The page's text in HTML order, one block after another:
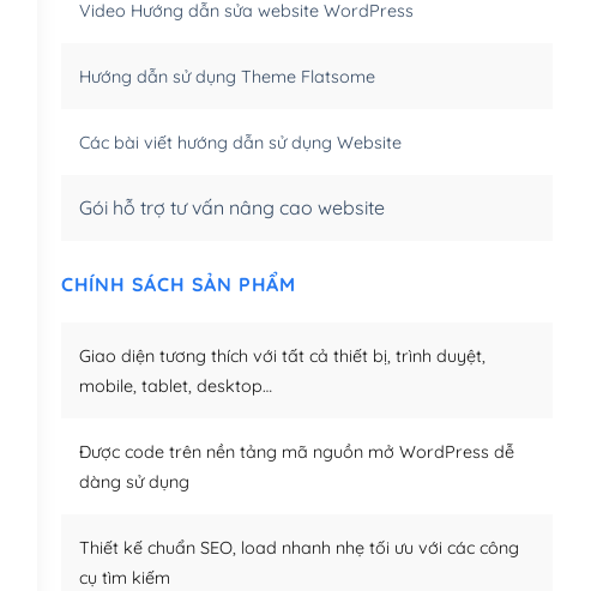
(+950,000₫)
Video Hướng dẫn sửa website WordPress
Hướng dẫn sử dụng Theme Flatsome
Các bài viết hướng dẫn sử dụng Website
Gói hỗ trợ tư vấn nâng cao website
CHÍNH SÁCH SẢN PHẨM
Giao diện tương thích với tất cả thiết bị, trình duyệt,
mobile, tablet, desktop…
Được code trên nền tảng mã nguồn mở WordPress dễ
dàng sử dụng
Thiết kế chuẩn SEO, load nhanh nhẹ tối ưu với các công
cụ tìm kiếm